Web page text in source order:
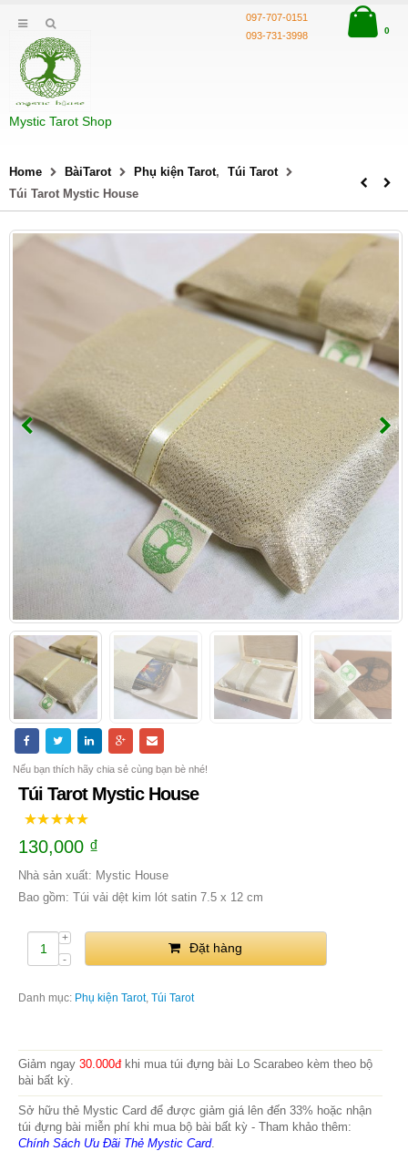
Mystic Tarot Shop
097-707-0151
093-731-3998
0
Home BàiTarot Phụ kiện Tarot,
Túi Tarot
Túi Tarot Mystic House
Nếu bạn thích hãy chia sẻ cùng bạn bè nhé!
Túi Tarot Mystic House
130,000 ₫
Nhà sản xuất: Mystic House
Bao gồm: Túi vải dệt kim lót satin 7.5 x 12 cm
Đặt hàng
Danh mục: Phụ kiện Tarot, Túi Tarot
Giảm ngay 30.000đkhi mua túi đựng bài Lo Scarabeo kèm theo bộ
bài bất kỳ.
Sở hữu thẻ Mystic Card để được giảm giá lên đến 33% hoặc nhận
túi đựng bài miễn phí khi mua bộ bài bất kỳ - Tham khảo thêm:
Chính Sách Ưu Đãi Thẻ Mystic Card.